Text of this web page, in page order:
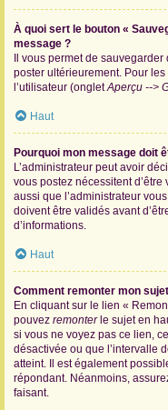
À quoi sert le bouton «
message ?
Il vous permet de
poster ultérieurement. Pour
l’utilisateur (ongletAperçu -->
Haut
Pourquoi mon message doit
L’administrateur peut avoir
vous postez nécessitent
aussi que l’administrateur
doivent être validés avant
d’informations.
Haut
Comment remonter mon
En cliquant sur le lien «
pouvez remonterle sujet en
si vous ne voyez pas ce lien,
désactivée ou que l’intervalle
atteint. Il est également
répondant. Néanmoins,
faisant.